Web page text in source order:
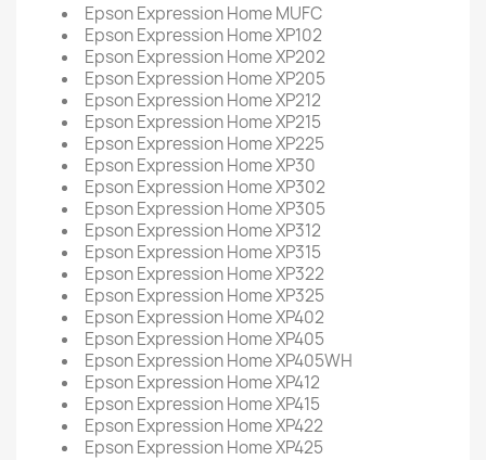
Epson Expression Home MUFC
Epson Expression Home XP102
Epson Expression Home XP202
Epson Expression Home XP205
Epson Expression Home XP212
Epson Expression Home XP215
Epson Expression Home XP225
Epson Expression Home XP30
Epson Expression Home XP302
Epson Expression Home XP305
Epson Expression Home XP312
Epson Expression Home XP315
Epson Expression Home XP322
Epson Expression Home XP325
Epson Expression Home XP402
Epson Expression Home XP405
Epson Expression Home XP405WH
Epson Expression Home XP412
Epson Expression Home XP415
Epson Expression Home XP422
Epson Expression Home XP425